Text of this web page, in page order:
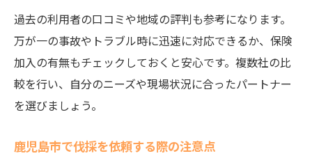
過去の利用者の口コミや地域の評判も参考になります。
万が一の事故やトラブル時に迅速に対応できるか、保険
加入の有無もチェックしておくと安心です。複数社の比
較を行い、自分のニーズや現場状況に合ったパートナー
を選びましょう。
鹿児島市で伐採を依頼する際の注意点